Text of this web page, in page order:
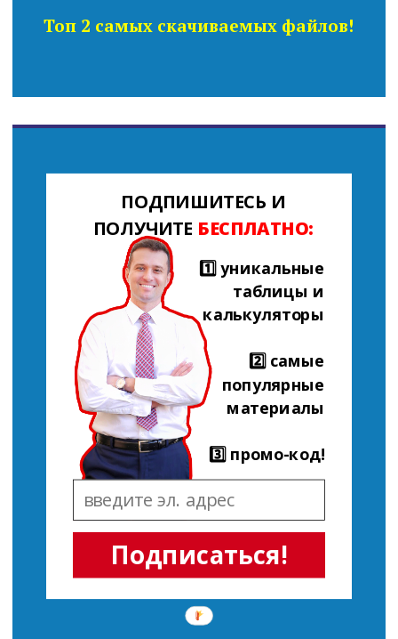
Топ 2 самых скачиваемых файлов!
Подписаться!
ПОДПИШИТЕСЬ И
ПОЛУЧИТЕ БЕСПЛАТНО:
1️⃣ уникальные
таблицы и
калькуляторы
2️⃣ самые
популярные
материалы
3️⃣ промо-код!